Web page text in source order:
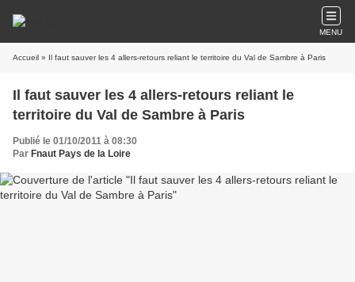
MENU
Accueil » Il faut sauver les 4 allers-retours reliant le territoire du Val de Sambre à Paris
Il faut sauver les 4 allers-retours reliant le
territoire du Val de Sambre à Paris
Publié le 01/10/2011 à 08:30
Par Fnaut Pays de la Loire